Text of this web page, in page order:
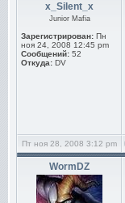
x_Silent_x
Junior Mafia
Зарегистрирован: Пн
ноя 24, 2008 12:45 pm
Сообщений: 52
Откуда: DV
Пт ноя 28, 2008 3:12 pm
WormDZ